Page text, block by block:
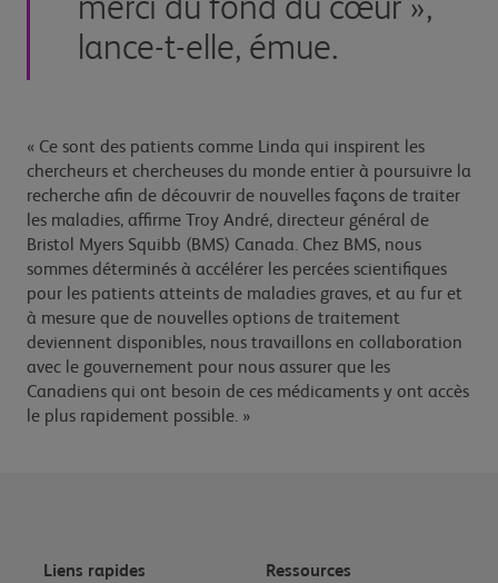
merci du fond du cœur »,
lance-t-elle, émue.
« Ce sont des patients comme Linda qui inspirent les
chercheurs et chercheuses du monde entier à poursuivre la
recherche afin de découvrir de nouvelles façons de traiter
les maladies, affirme Troy André, directeur général de
Bristol Myers Squibb (BMS) Canada. Chez BMS, nous
sommes déterminés à accélérer les percées scientifiques
pour les patients atteints de maladies graves, et au fur et
à mesure que de nouvelles options de traitement
deviennent disponibles, nous travaillons en collaboration
avec le gouvernement pour nous assurer que les
Canadiens qui ont besoin de ces médicaments y ont accès
le plus rapidement possible. »
Liens rapides Ressources